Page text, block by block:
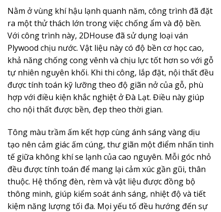
Nằm ở vùng khí hậu lạnh quanh năm, công trình đã đặt
ra một thử thách lớn trong việc chống ẩm và độ bền.
Với công trình này, 2DHouse đã sử dụng loại ván
Plywood chịu nước. Vật liệu này có độ bền cơ học cao,
khả năng chống cong vênh và chịu lực tốt hơn so với gỗ
tự nhiên nguyên khối. Khi thi công, lắp đặt, nội thất đều
được tính toán kỹ lưỡng theo độ giãn nở của gỗ, phù
hợp với điều kiện khắc nghiệt ở Đà Lạt. Điều này giúp
cho nội thất được bền, đẹp theo thời gian.
Tông màu trầm ấm kết hợp cùng ánh sáng vàng dịu
tạo nên cảm giác ấm cúng, thư giãn một điểm nhấn tinh
tế giữa không khí se lạnh của cao nguyên. Mỗi góc nhỏ
đều được tính toán để mang lại cảm xúc gần gũi, thân
thuộc. Hệ thống đèn, rèm và vật liệu được đồng bộ
thông minh, giúp kiểm soát ánh sáng, nhiệt độ và tiết
kiệm năng lượng tối đa. Mọi yếu tố đều hướng đến sự